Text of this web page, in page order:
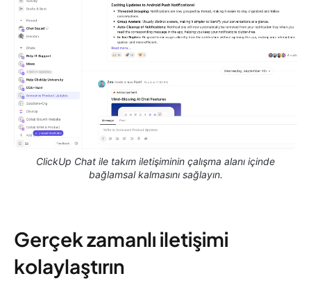
ClickUp Chat ile takım iletişiminin çalışma alanı içinde
bağlamsal kalmasını sağlayın.
Gerçek zamanlı iletişimi
kolaylaştırın